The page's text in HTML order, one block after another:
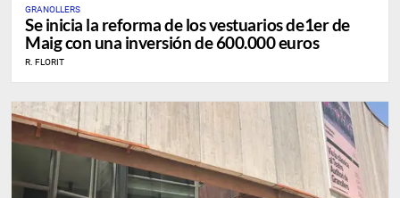
GRANOLLERS
Se inicia la reforma de los vestuarios de1er de
Maig con una inversión de 600.000 euros
R. FLORIT